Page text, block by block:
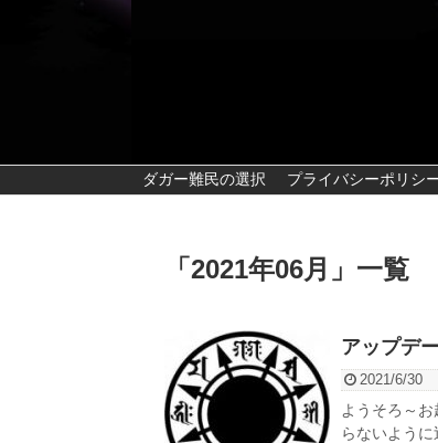
ダガー難民の選択 プライバシーポリシ
「 2021年06月 」 一覧
アップデ
2021/6/30
ようそろ～
らないように